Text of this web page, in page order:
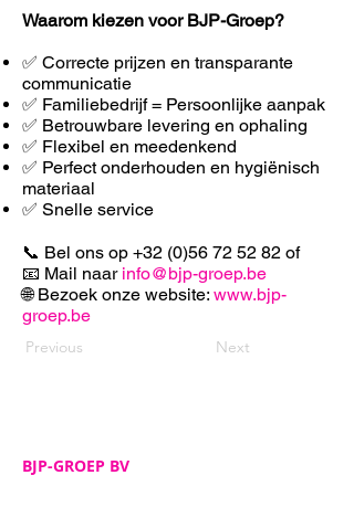
Waarom kiezen voor BJP-Groep?
✅ Correcte prijzen en transparante
communicatie
✅ Familiebedrijf = Persoonlijke aanpak
✅ Betrouwbare levering en ophaling
✅ Flexibel en meedenkend
✅ Perfect onderhouden en hygiënisch
materiaal
✅ Snelle service
📞 Bel ons op +32 (0)56 72 52 82 of
📧 Mail naar info@bjp-groep.be
🌐 Bezoek onze website: www.bjp-
groep.be
Previous Next
BJP-GROEP BV